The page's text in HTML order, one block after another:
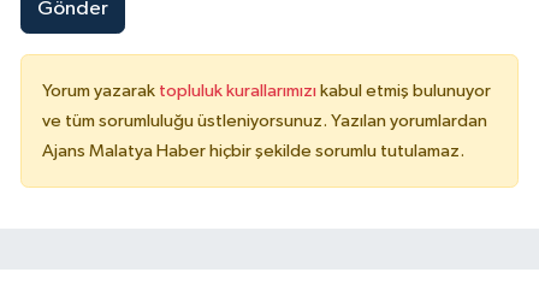
Gönder
Yorum yazarak topluluk kurallarımızı kabul etmiş bulunuyor
ve tüm sorumluluğu üstleniyorsunuz. Yazılan yorumlardan
Ajans Malatya Haber hiçbir şekilde sorumlu tutulamaz.